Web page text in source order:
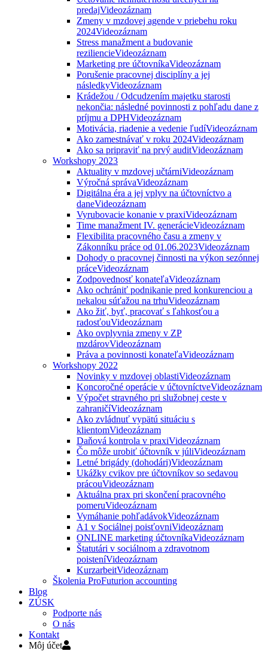
predajVideozáznam
Zmeny v mzdovej agende v priebehu roku
2024Videozáznam
Stress manažment a budovanie
reziliencieVideozáznam
Marketing pre účtovníkaVideozáznam
Porušenie pracovnej disciplíny a jej
následkyVideozáznam
Krádežou / Odcudzením majetku starosti
nekončia: následné povinnosti z pohľadu dane z
príjmu a DPHVideozáznam
Motivácia, riadenie a vedenie ľudíVideozáznam
Ako zamestnávať v roku 2024Videozáznam
Ako sa pripraviť na prvý auditVideozáznam
Workshopy 2023
Aktuality v mzdovej učtárniVideozáznam
Výročná správaVideozáznam
Digitálna éra a jej vplyv na účtovníctvo a
daneVideozáznam
Vyrubovacie konanie v praxiVideozáznam
Time manažment IV. generácieVideozáznam
Flexibilita pracovného času a zmeny v
Zákonníku práce od 01.06.2023Videozáznam
Dohody o pracovnej činnosti na výkon sezónnej
práceVideozáznam
Zodpovednosť konateľaVideozáznam
Ako ochrániť podnikanie pred konkurenciou a
nekalou súťažou na trhuVideozáznam
Ako žiť, byť, pracovať s ľahkosťou a
radosťouVideozáznam
Ako ovplyvnia zmeny v ZP
mzdárovVideozáznam
Práva a povinnosti konateľaVideozáznam
Workshopy 2022
Novinky v mzdovej oblastiVideozáznam
Koncoročné operácie v účtovníctveVideozáznam
Výpočet stravného pri služobnej ceste v
zahraničíVideozáznam
Ako zvládnuť vypätú situáciu s
klientomVideozáznam
Daňová kontrola v praxiVideozáznam
Čo môže urobiť účtovník v júliVideozáznam
Letné brigády (dohodári)Videozáznam
Ukážky cvikov pre účtovníkov so sedavou
prácouVideozáznam
Aktuálna prax pri skončení pracovného
pomeruVideozáznam
Vymáhanie pohľadávokVideozáznam
A1 v Sociálnej poisťovniVideozáznam
ONLINE marketing účtovníkaVideozáznam
Štatutári v sociálnom a zdravotnom
poisteníVideozáznam
KurzarbeitVideozáznam
Školenia ProFuturion accounting
Blog
ZÚSK
Podporte nás
O nás
Kontakt
Môj účet